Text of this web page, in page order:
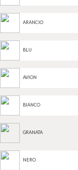
ARANCIO
BLU
AVION
BIANCO
GRANATA
NERO